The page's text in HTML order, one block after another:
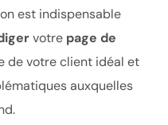
est indispensable
votre page de
de votre client idéal et
auxquelles